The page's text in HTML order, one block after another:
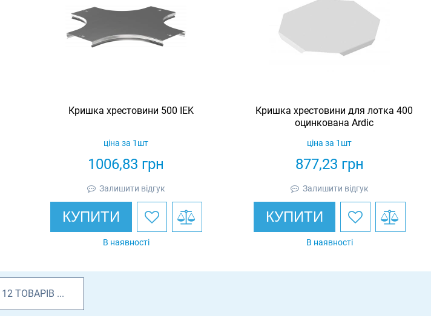
Кришка хрестовини 500 IEK
1006,83 грн
ціна за 1шт
Залишити відгук
КУПИТИ
В наявності
Кришка хрестовини для лотка 400
оцинкована Ardic
877,23 грн
ціна за 1шт
Залишити відгук
КУПИТИ
В наявності
12 ТОВАРІВ ...